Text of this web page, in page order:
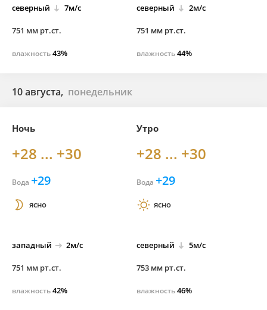
северный 7м/с
751 мм рт.ст.
влажность43%
северный 2м/с
751 мм рт.ст.
влажность44%
10 августа, понедельник
Ночь
+28 ... +30
Вода +29
ясно
западный 2м/с
751 мм рт.ст.
влажность42%
Утро
+28 ... +30
Вода +29
ясно
северный 5м/с
753 мм рт.ст.
влажность46%